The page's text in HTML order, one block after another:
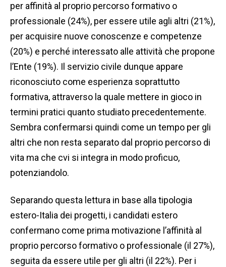
per affinità al proprio percorso formativo o
professionale (24%), per essere utile agli altri (21%),
per acquisire nuove conoscenze e competenze
(20%) e perché interessato alle attività che propone
l’Ente (19%). Il servizio civile dunque appare
riconosciuto come esperienza soprattutto
formativa, attraverso la quale mettere in gioco in
termini pratici quanto studiato precedentemente.
Sembra confermarsi quindi come un tempo per gli
altri che non resta separato dal proprio percorso di
vita ma che cvi si integra in modo proficuo,
potenziandolo.
Separando questa lettura in base alla tipologia
estero-Italia dei progetti, i candidati estero
confermano come prima motivazione l’affinità al
proprio percorso formativo o professionale (il 27%),
seguita da essere utile per gli altri (il 22%). Per i